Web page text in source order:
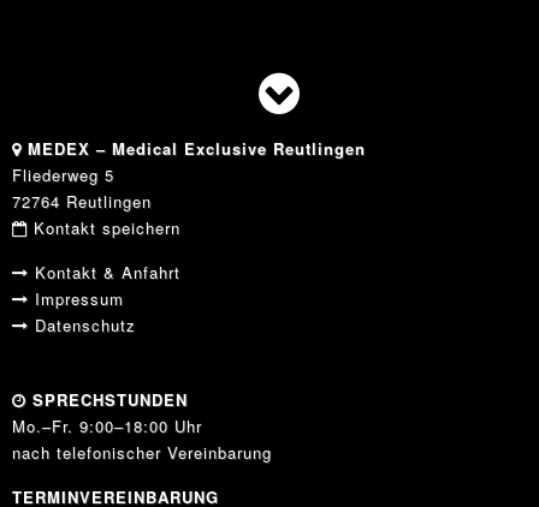
MEDEX – Medical Exclusive Reutlingen
Fliederweg 5
72764 Reutlingen
Kontakt speichern
Kontakt & Anfahrt
Impressum
Datenschutz
SPRECHSTUNDEN
Mo.–Fr. 9:00–18:00 Uhr
nach telefonischer Vereinbarung
TERMINVEREINBARUNG